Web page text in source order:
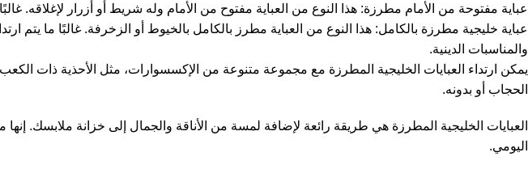
عباية مفتوحة من الأمام مطرزة: هذا النوع من العباية مفتوح من الأمام وله شريط أو أزرار لإغلاقه.
عباية خليجية مطرزة بالكامل: هذا النوع من العباية مطرز بالكامل بالخيوط أو الزخرفة. غالبًا ما يتم
والمناسبات الدينية.
يمكن ارتداء العبايات الخليجية المطرزة مع مجموعة متنوعة من الإكسسوارات، مثل الأحذية ذات الكعب
الحجاب أو بدونه.
العبايات الخليجية المطرزة هي طريقة رائعة لإضافة لمسة من الأناقة والجمال إلى خزانة ملابسك. إنها
اليومي.